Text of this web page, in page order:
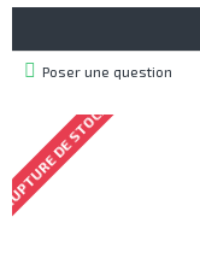
Poser une question
DE STOCK